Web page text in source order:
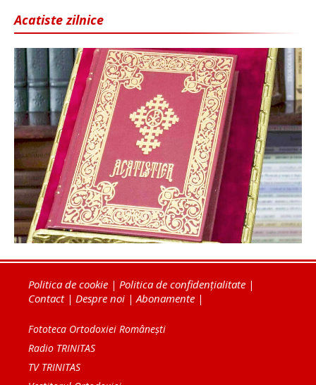
Acatiste zilnice
Politica de cookie | Politica de confidențialitate |
Contact| Despre noi |Abonamente |
Fototeca Ortodoxiei Românești
Radio TRINITAS
TV TRINITAS